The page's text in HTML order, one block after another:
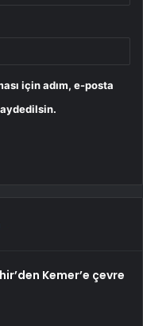
için adım, e-posta
Kemer’e çevre